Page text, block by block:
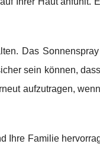
Das
sein können,
aufzutragen,
Ihre Familie